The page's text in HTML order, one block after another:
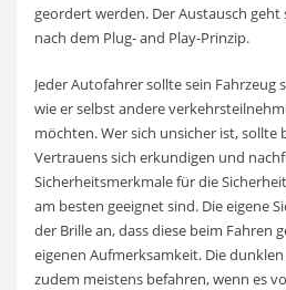
geordert werden. Der Austausch
nach dem Plug- and Play-Prinzip.
Jeder Autofahrer sollte sein Fahrzeug
wie er selbst andere
möchten. Wer sich unsicher ist, sollte
Vertrauens sich erkundigen und
Sicherheitsmerkmale für die
am besten geeignet sind. Die eigene
der Brille an, dass diese beim Fahren
eigenen Aufmerksamkeit. Die
zudem meistens befahren, wenn es